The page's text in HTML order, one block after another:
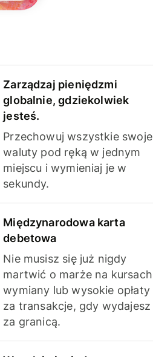
Zarządzaj pieniędzmi
globalnie, gdziekolwiek
jesteś.
Przechowuj wszystkie swoje
waluty pod ręką w jednym
miejscu i wymieniaj je w
sekundy.
Międzynarodowa karta
debetowa
Nie musisz się już nigdy
martwić o marże na kursach
wymiany lub wysokie opłaty
za transakcje, gdy wydajesz
za granicą.